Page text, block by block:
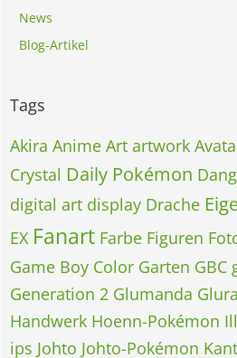
News
Blog-Artikel
Tags
Akira Anime Art artwork
Crystal Daily Pokémon
digital art display Drache
EX Fanart Farbe Figuren
Game Boy Color Garten GBC
Generation 2 Glumanda
Handwerk Hoenn-Pokémon
ips Johto Johto-Pokémon